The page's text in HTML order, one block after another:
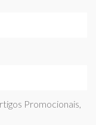
Promocionais,